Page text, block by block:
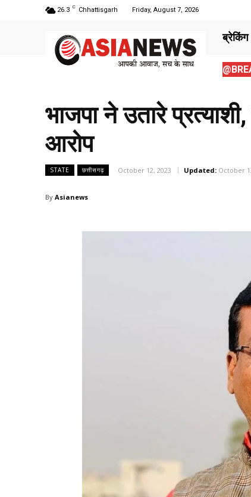
26.3 C Chhattisgarh Friday, August 7, 2026
ब्रेकिंग
भाजपा ने उतारे
आरोप
STATE छत्तीसगढ़ October 12, 2023 Updated: October
By Asianews